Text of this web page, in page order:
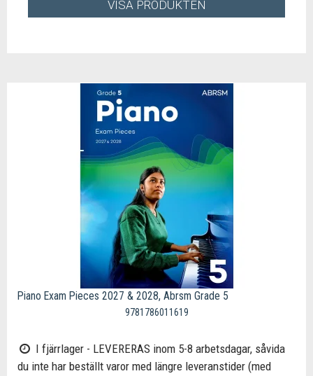
VISA PRODUKTEN
Piano Exam Pieces 2027 & 2028, Abrsm Grade 5
9781786011619
I fjärrlager - LEVERERAS inom 5-8 arbetsdagar, såvida
du inte har beställt varor med längre leveranstider (med